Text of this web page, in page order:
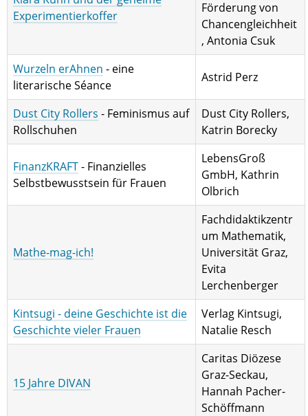
Experimentierkoffer
Förderung von
Chancengleichheit
, Antonia Csuk
Wurzeln erAhnen - eine
literarische Séance
Astrid Perz
Dust City Rollers - Feminismus auf
Rollschuhen
Dust City Rollers,
Katrin Borecky
FinanzKRAFT- Finanzielles
Selbstbewusstsein für Frauen
LebensGroß
GmbH, Kathrin
Olbrich
Mathe-mag-ich!
Fachdidaktikzentr
um Mathematik,
Universität Graz,
Evita
Lerchenberger
Kintsugi - deine Geschichte ist die
Geschichte vieler Frauen
Verlag Kintsugi,
Natalie Resch
15 Jahre DIVAN
Caritas Diözese
Graz-Seckau,
Hannah Pacher-
Schöffmann